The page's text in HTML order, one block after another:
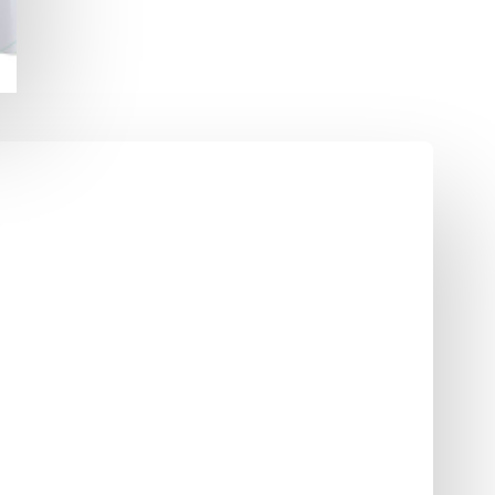
средней плотности,
ПВД и ПНД, приближаясь
выше 80-ти –